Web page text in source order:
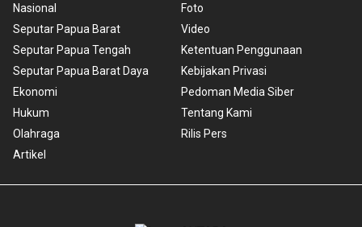
Nasional
Seputar Papua Barat
Seputar Papua Tengah
Seputar Papua Barat Daya
Ekonomi
Hukum
Olahraga
Artikel
Foto
Video
Ketentuan Penggunaan
Kebijakan Privasi
Pedoman Media Siber
Tentang Kami
Rilis Pers